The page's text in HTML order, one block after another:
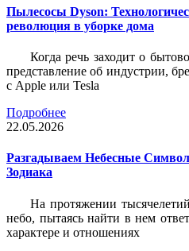
Пылесосы Dyson:
революция в уборке дома
Когда речь заходит о
представление об индустрии,
с Apple или Tesla
Подробнее
22.05.2026
Разгадываем Небесные
Зодиака
На протяжении
небо, пытаясь найти в нем
характере и отношениях